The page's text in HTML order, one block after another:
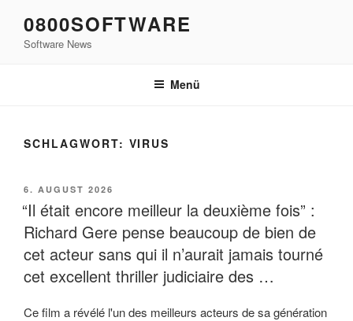
Inhalt
springen
0800SOFTWARE
Software News
Menü
SCHLAGWORT: VIRUS
VERÖFFENTLICHT
AM
6. AUGUST 2026
“Il était encore meilleur la deuxième fois” :
Richard Gere pense beaucoup de bien de
cet acteur sans qui il n’aurait jamais tourné
cet excellent thriller judiciaire des …
Ce film a révélé l'un des meilleurs acteurs de sa génération